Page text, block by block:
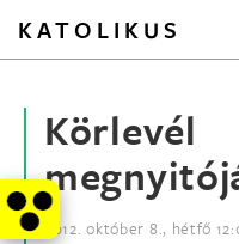
KATOLIKUS
2012. október 8., hétfő